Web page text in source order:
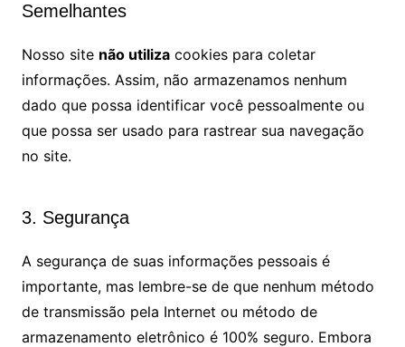
Semelhantes
Nosso site não utilizacookies para coletar
informações. Assim, não armazenamos nenhum
dado que possa identificar você pessoalmente ou
que possa ser usado para rastrear sua navegação
no site.
3. Segurança
A segurança de suas informações pessoais é
importante, mas lembre-se de que nenhum método
de transmissão pela Internet ou método de
armazenamento eletrônico é 100% seguro. Embora